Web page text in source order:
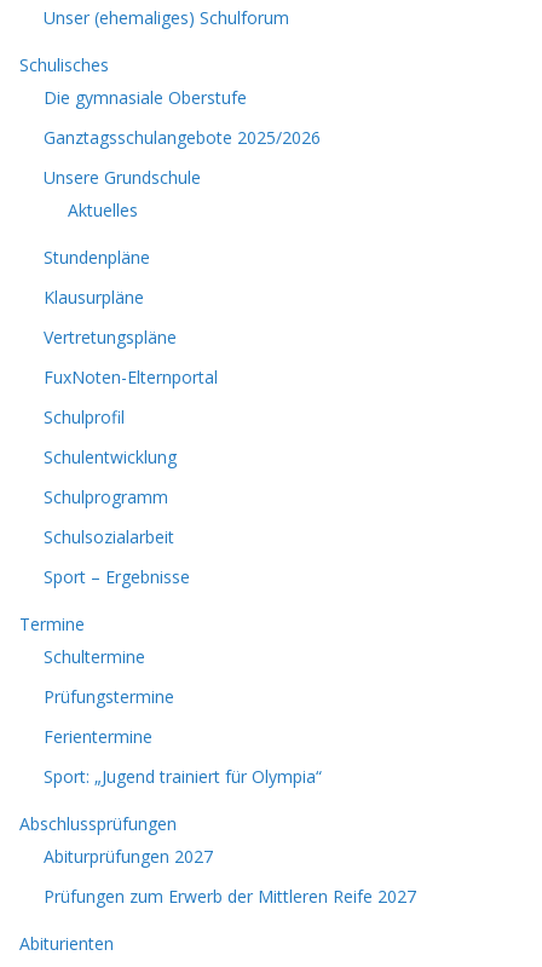
Unser (ehemaliges) Schulforum
Schulisches
Die gymnasiale Oberstufe
Ganztagsschulangebote 2025/2026
Unsere Grundschule
Aktuelles
Stundenpläne
Klausurpläne
Vertretungspläne
FuxNoten-Elternportal
Schulprofil
Schulentwicklung
Schulprogramm
Schulsozialarbeit
Sport – Ergebnisse
Termine
Schultermine
Prüfungstermine
Ferientermine
Sport: „Jugend trainiert für Olympia“
Abschlussprüfungen
Abiturprüfungen 2027
Prüfungen zum Erwerb der Mittleren Reife 2027
Abiturienten